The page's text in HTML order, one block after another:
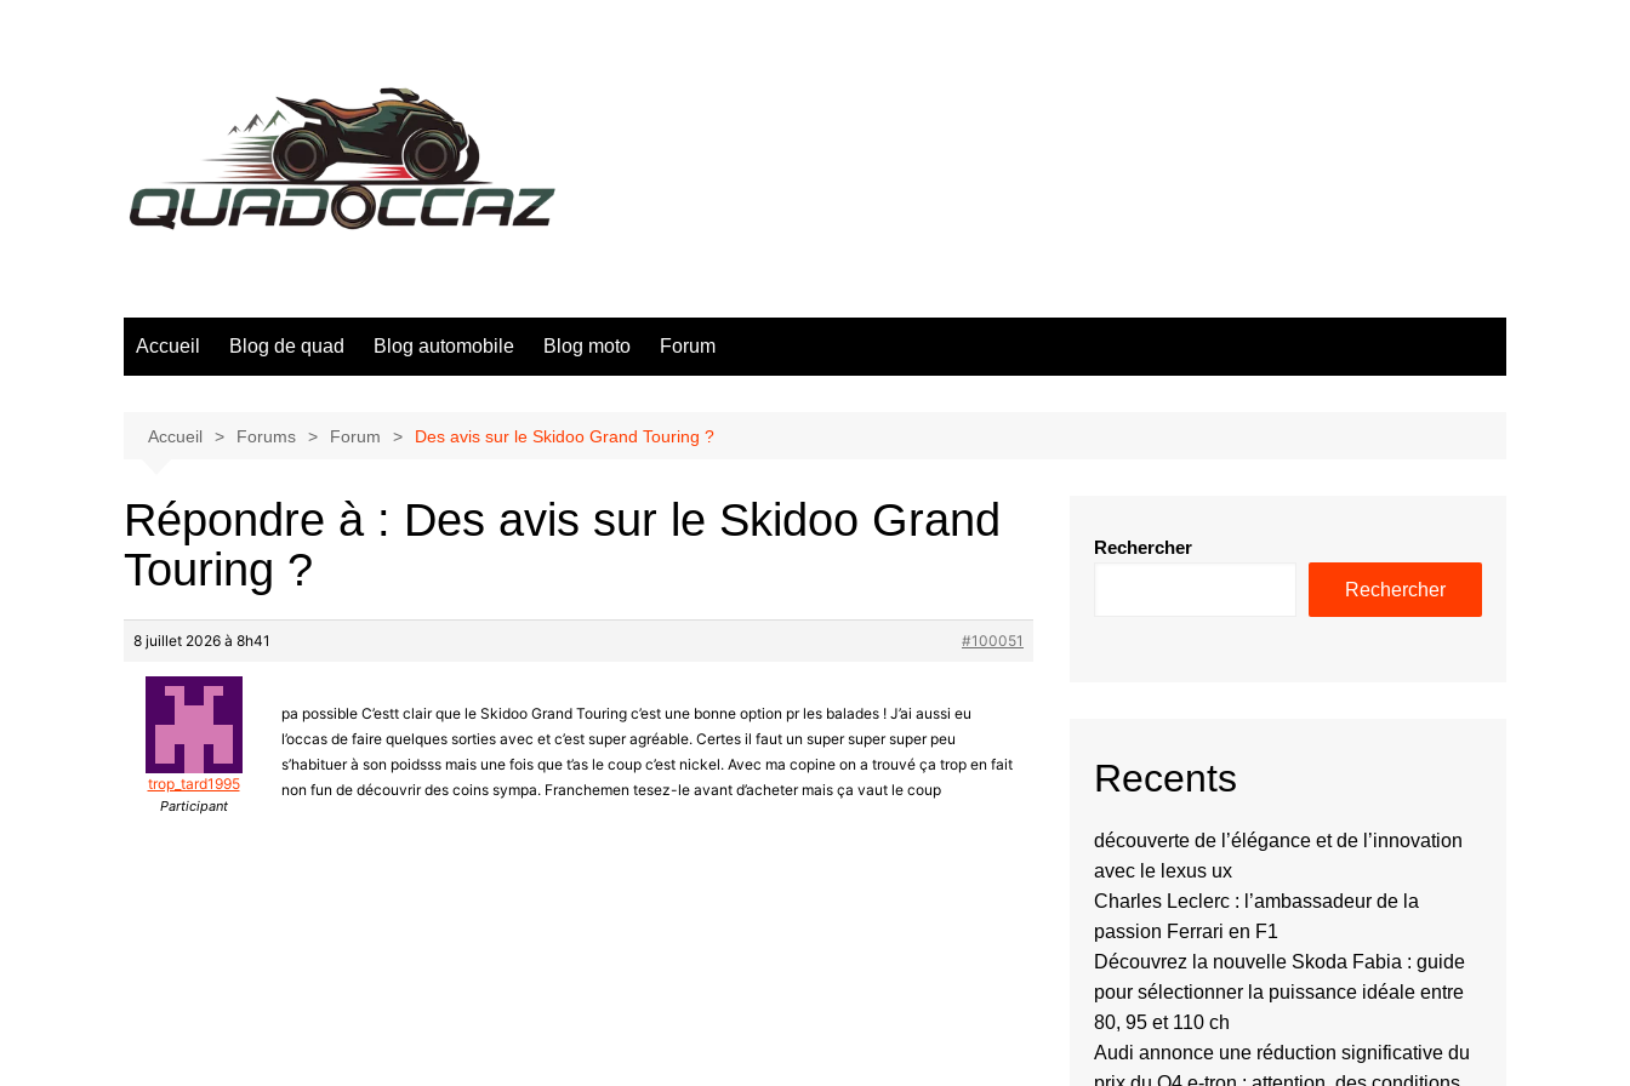
Accueil Blog de quad Blog automobile Blog moto Forum
Accueil Forums Forum Des avis sur le Skidoo Grand Touring ?
Répondre à : Des avis sur le Skidoo Grand
Touring ?
8 juillet 2026 à 8h41 #100051
trop_tard1995
Participant
pa possible C’estt clair que le Skidoo Grand Touring c’est une bonne option pr les balades ! J’ai aussi eu
l’occas de faire quelques sorties avec et c’est super agréable. Certes il faut un super super super peu
s’habituer à son poidsss mais une fois que t’as le coup c’est nickel. Avec ma copine on a trouvé ça trop en fait
non fun de découvrir des coins sympa. Franchemen tesez-le avant d’acheter mais ça vaut le coup
Rechercher
Rechercher
Recents
découverte de l’élégance et de l’innovation
avec le lexus ux
Charles Leclerc : l’ambassadeur de la
passion Ferrari en F1
Découvrez la nouvelle Skoda Fabia : guide
pour sélectionner la puissance idéale entre
80, 95 et 110 ch
Audi annonce une réduction significative du